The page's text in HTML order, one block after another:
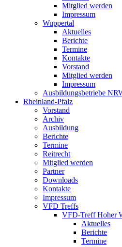
Mitglied werden
Impressum
Wuppertal
Aktuelles
Berichte
Termine
Kontakte
Vorstand
Mitglied werden
Impressum
Ausbildungsbetriebe
Rheinland-Pfalz
Vorstand
Archiv
Ausbildung
Berichte
Termine
Reitrecht
Mitglied werden
Partner
Downloads
Kontakte
Impressum
VFD Treffs
VFD-Treff Hoher
Aktuelles
Berichte
Termine